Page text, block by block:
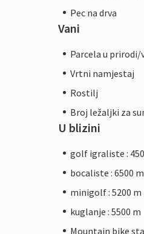
Pec na drva
Vani
Parcela u prirodi/
Vrtni namjestaj
Rostilj
Broj ležaljki za
U blizini
golf igraliste :
bocaliste : 6500 m
minigolf : 5200 m
kuglanje : 5500 m
Mountain bike